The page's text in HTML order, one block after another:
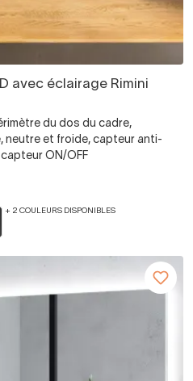
avec éclairage Rimini
du dos du cadre,
neutre et froide, capteur anti-
ON/OFF
+ 2 COULEURS DISPONIBLES